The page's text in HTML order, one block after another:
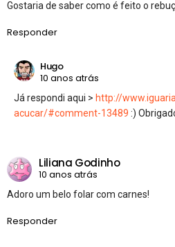
Gostaria de saber como é feito o
Responder
Hugo
10 anos atrás
Já respondi aqui > http://
acucar/#comment-13489 :)
Liliana Godinho
10 anos atrás
Adoro um belo folar com carnes!
Responder